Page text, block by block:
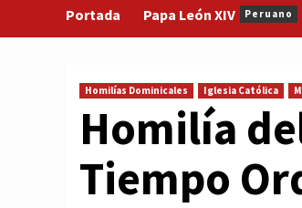
Portada Papa León XIV Peruano
Homilías Dominicales Iglesia Católica
Homilía
Tiempo